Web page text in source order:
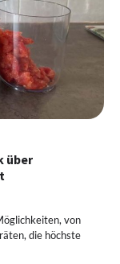
über
von
die höchste